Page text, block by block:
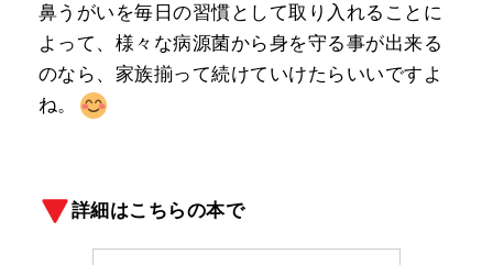
鼻うがいを毎日の習慣として取り入れることに
よって、様々な病源菌から身を守る事が出来る
のなら、家族揃って続けていけたらいいですよ
ね。
詳細はこちらの本で